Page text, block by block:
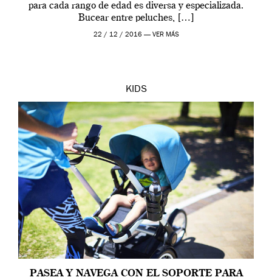
para cada rango de edad es diversa y especializada.
Bucear entre peluches, […]
22 / 12 / 2016 — VER MÁS
KIDS
PASEA Y NAVEGA CON EL SOPORTE PARA